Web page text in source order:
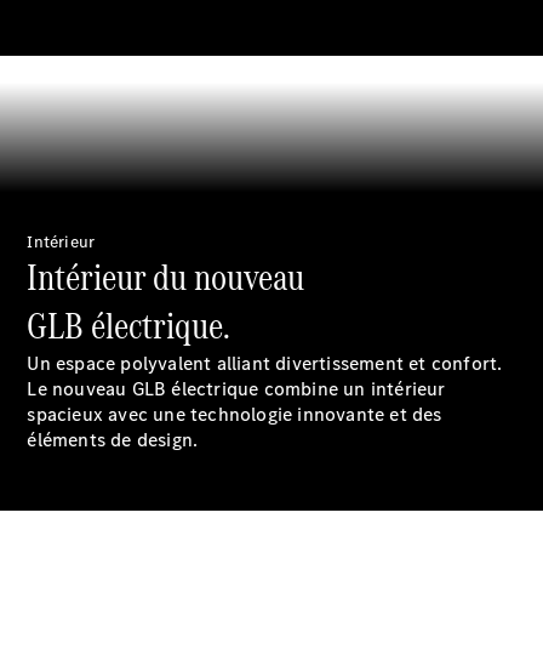
Rappel de
véhicules
(VRS)
Pièces de
rechange
Accessories
Brochure
numérique
Accessoires
de véhicule
d'utilisation
Intérieur
Intérieur du nouveau
GLB électrique.
Un espace polyvalent alliant divertissement et confort.
Le nouveau GLB électrique combine un intérieur
spacieux avec une technologie innovante et des
éléments de design.